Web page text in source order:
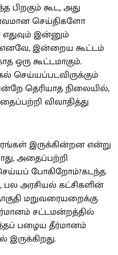
பிறகும் கூட, அது
செய்திகளோ
இன்னும்
இன்றைய கூட்டம்
ஒரு கூட்டமாகும்.
செய்யப்படவிருக்கும்
தெரியாத நிலையில்,
விவாதித்து
இருக்கின்றன என்று
அதைப்பற்றி
போகிறோம்?கடந்த
பல அரசியல் கட்சிகளின்
மறுவரையறைக்கு
சட்டமன்றத்தில்
பழைய தீர்மானம்